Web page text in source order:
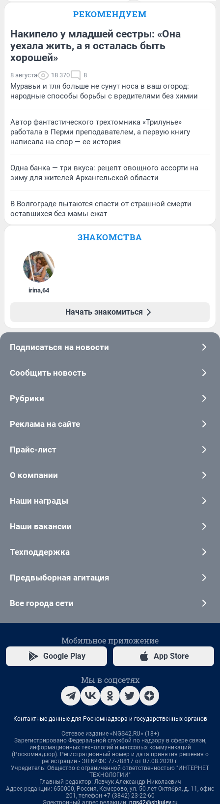
РЕКОМЕНДУЕМ
Накипело у младшей сестры: «Она
уехала жить, а я осталась быть
хорошей»
8 августа 18 370 8
Муравьи и тля больше не сунут носа в ваш огород:
народные способы борьбы с вредителями без химии
Автор фантастического трехтомника «Трилунье»
работала в Перми преподавателем, а первую книгу
написала на спор — ее история
Одна банка — три вкуса: рецепт овощного ассорти на
зиму для жителей Архангельской области
В Волгограде пытаются спасти от страшной смерти
оставшихся без мамы ежат
ЗНАКОМСТВА
irina,64
Начать знакомиться
Подписаться на новости
Сообщить новость
Рубрики
Реклама на сайте
Прайс-лист
О компании
Наши награды
Наши вакансии
Техподдержка
Предвыборная агитация
Все города сети
Мобильное приложение
Google Play App Store
Мы в соцсетях
Контактные данные для Роскомнадзора и государственных органов
Сетевое издание «NGS42.RU» (18+)
Зарегистрировано Федеральной службой по надзору в сфере связи,
информационных технологий и массовых коммуникаций
(Роскомнадзор). Регистрационный номер и дата принятия решения о
регистрации - ЭЛ № ФС 77-78817 от 07.08.2020 г.
Учредитель: Общество с ограниченной ответственностью "ИНТЕРНЕТ
ТЕХНОЛОГИИ"
Главный редактор: Левчук Александр Николаевич
Адрес редакции: 650000, Россия, Кемерово, ул. 50 лет Октября, д. 11, офис
201, телефон +7 (3842) 23-22-60
Электронный адрес редакции: ngs42@shkulev.ru